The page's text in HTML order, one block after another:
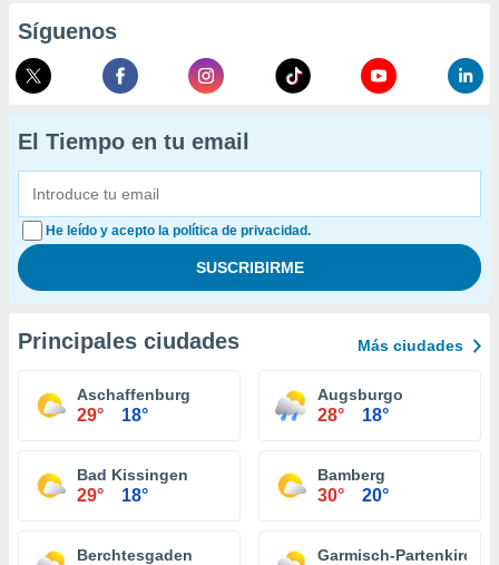
Síguenos
El Tiempo en tu email
He leído y acepto la política de privacidad.
Principales ciudades Más ciudades
Aschaffenburg
29° 18°
Augsburgo
28° 18°
Bad Kissingen
29° 18°
Bamberg
30° 20°
Berchtesgaden Garmisch-